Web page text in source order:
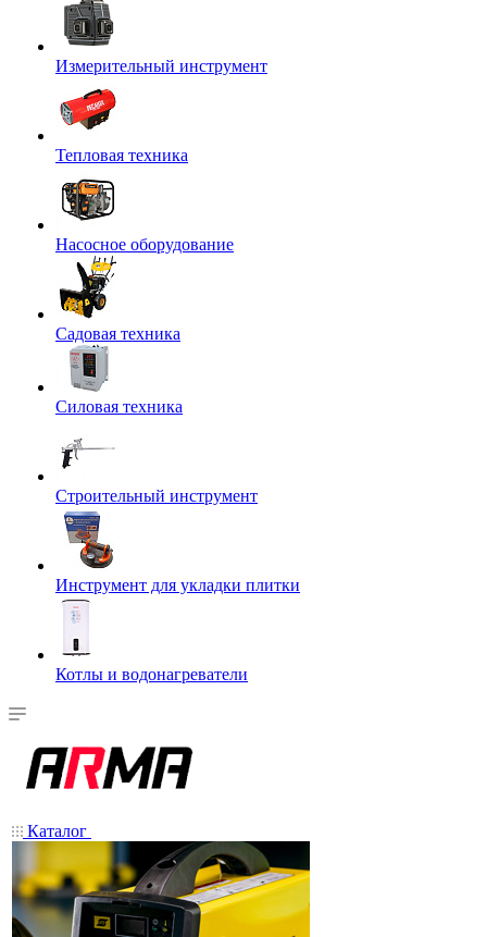
Измерительный инструмент
Тепловая техника
Насосное оборудование
Садовая техника
Силовая техника
Строительный инструмент
Инструмент для укладки плитки
Котлы и водонагреватели
Каталог